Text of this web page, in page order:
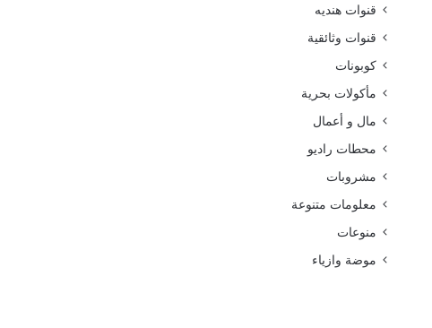
قنوات هنديه
قنوات وثائقية
كوبونات
مأكولات بحرية
مال و أعمال
محطات راديو
مشروبات
معلومات متنوعة
منوعات
موضة وازياء